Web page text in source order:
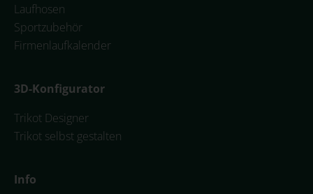
Laufhosen
Sportzubehör
Firmenlaufkalender
3D-Konfigurator
Trikot Designer
Trikot selbst gestalten
Info